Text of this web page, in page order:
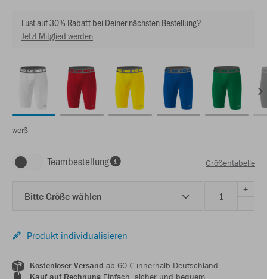
Lust auf 30% Rabatt bei Deiner nächsten Bestellung?
Jetzt Mitglied werden
weiß
Teambestellung Größentabelle
Bitte Größe wählen
+
-
Produkt individualisieren
Kostenloser Versand ab 60 € innerhalb Deutschland
Kauf auf RechnungEinfach, sicher und bequem